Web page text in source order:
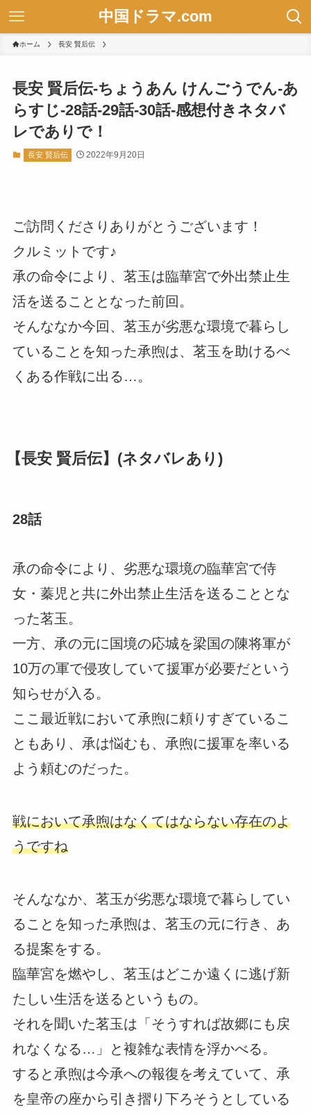
中国ドラマ.com
ホーム 長安 賢后伝
長安 賢后伝-ちょうあん けんごうでん-あ
らすじ-28話-29話-30話-感想付きネタバ
レでありで！
長安 賢后伝 2022年9月20日
ご訪問くださりありがとうございます！
クルミットです♪
承の命令により、茗玉は臨華宮で外出禁止生
活を送ることとなった前回。
そんななか今回、茗玉が劣悪な環境で暮らし
ていることを知った承煦は、茗玉を助けるべ
くある作戦に出る…。
【長安 賢后伝】(ネタバレあり)
28話
承の命令により、劣悪な環境の臨華宮で侍
女・蓁児と共に外出禁止生活を送ることとな
った茗玉。
一方、承の元に国境の応城を梁国の陳将軍が
10万の軍で侵攻していて援軍が必要だという
知らせが入る。
ここ最近戦において承煦に頼りすぎているこ
ともあり、承は悩むも、承煦に援軍を率いる
よう頼むのだった。
戦において承煦はなくてはならない存在のよ
うですね
そんななか、茗玉が劣悪な環境で暮らしてい
ることを知った承煦は、茗玉の元に行き、あ
る提案をする。
臨華宮を燃やし、茗玉はどこか遠くに逃げ新
たしい生活を送るというもの。
それを聞いた茗玉は「そうすれば故郷にも戻
れなくなる…」と複雑な表情を浮かべる。
すると承煦は今承への報復を考えていて、承
を皇帝の座から引き摺り下ろそうとしている